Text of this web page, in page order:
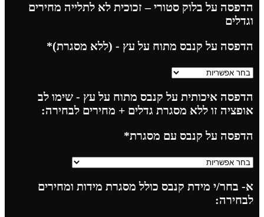
הדפסה על בלוק סטורי – זכוכית לא לתלייה מחירים
וגדלים
הדפסה על קנבס מתוח על עץ - (ללא מסגרת)*
הדפסה איכותית על קנבס מתוח על עץ - שימו לב
אופציה זו ללא מסגרת גדלים + מחירים לבחירה:
הדפסה על קנבס עם מסגרת*
א- בחר/י מידת קנבס כולל מסגרת מידות ומחירים
לבחירה: